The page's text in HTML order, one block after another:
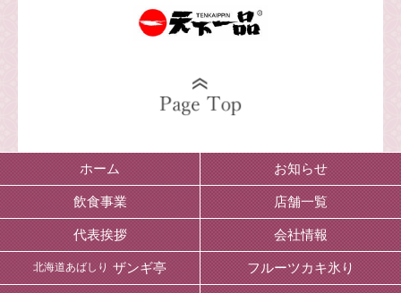
ホーム お知らせ
飲食事業 店舗一覧
代表挨拶 会社情報
北海道あばしり ザンギ亭 フルーツカキ氷り